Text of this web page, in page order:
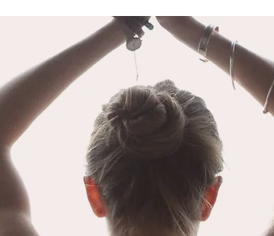
LA DISTORSION PSYCHIQUE
Il est important de rappeler avant de
détailler ce sujet que le mot « Yoga »
signifie « Union ». L’union du yoga
fait référence à l’union de notre
conscience individuelle à la
conscience collective. N